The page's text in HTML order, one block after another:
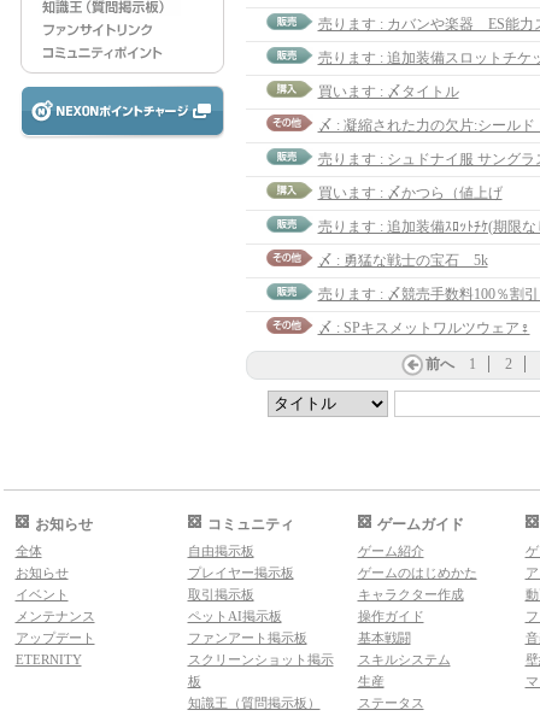
買います : 〆タイトル
〆 : 凝縮された力の欠片:シール
売ります : シュドナイ服 サングラ
買います : 〆かつら（値上げ
売ります : 追加装備ｽﾛｯﾄﾁｹ(期限な
〆 : 勇猛な戦士の宝石 5k
〆 : SPキスメットワルツウェア♀
前へ 1 2
お知らせ
全体
お知らせ
イベント
メンテナンス
アップデート
ETERNITY
コミュニティ
自由掲示板
プレイヤー掲示板
取引掲示板
ペットAI掲示板
ファンアート掲示板
スクリーンショット掲示
板
知識王（質問掲示板）
ゲームガイド
ゲーム紹介
ゲームのはじめかた
キャラクター作成
操作ガイド
基本戦闘
スキルシステム
生産
ステータス